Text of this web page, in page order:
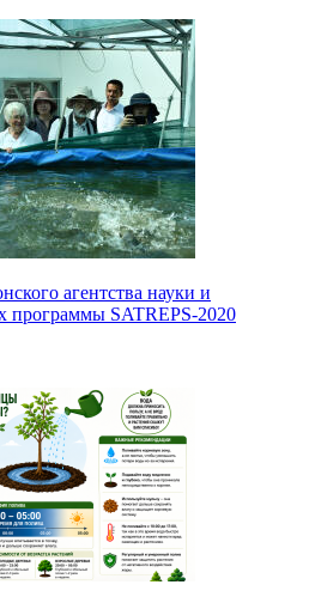
агентства науки и
программы SATREPS-2020